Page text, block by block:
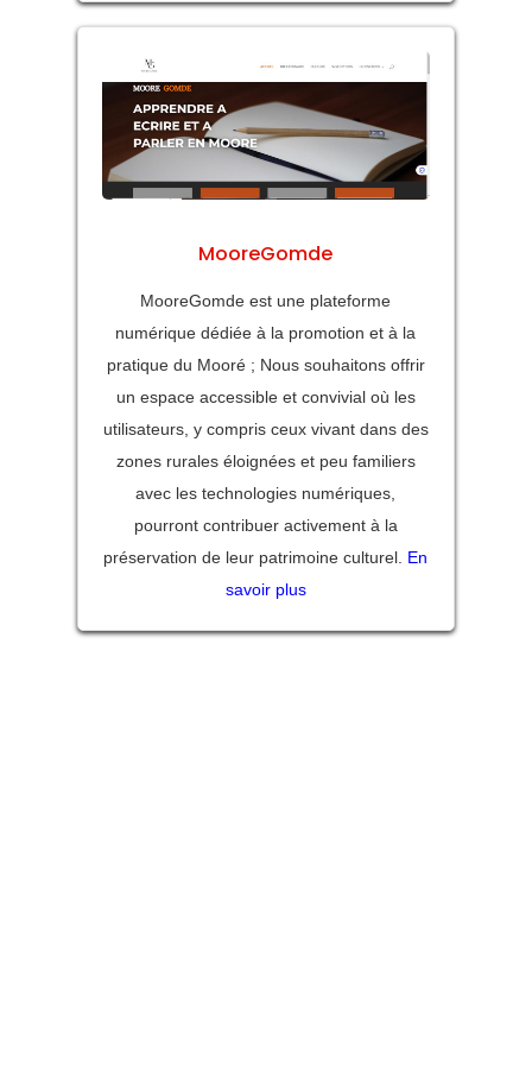
MooreGomde
MooreGomde est une plateforme
numérique dédiée à la promotion et à la
pratique du Mooré ; Nous souhaitons offrir
un espace accessible et convivial où les
utilisateurs, y compris ceux vivant dans des
zones rurales éloignées et peu familiers
avec les technologies numériques,
pourront contribuer activement à la
préservation de leur patrimoine culturel. En
savoir plus